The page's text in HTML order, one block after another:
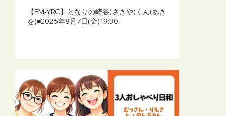
【FM-YRC】となりの崎谷(さきや)くん(あき
を)■2026年8月7日(金)19:30